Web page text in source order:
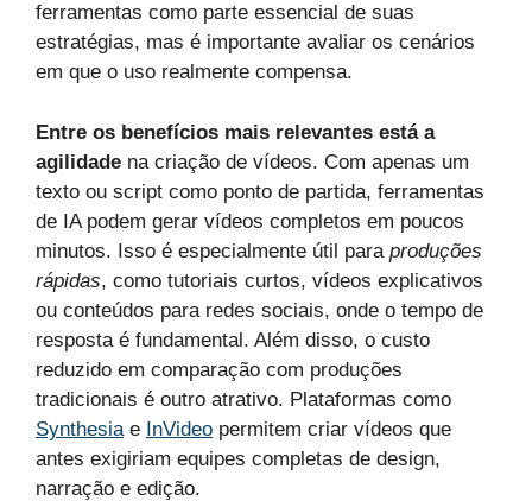
ferramentas como parte essencial de suas
estratégias, mas é importante avaliar os cenários
em que o uso realmente compensa.
Entre os benefícios mais relevantes está a
agilidade na criação de vídeos. Com apenas um
texto ou script como ponto de partida, ferramentas
de IA podem gerar vídeos completos em poucos
minutos. Isso é especialmente útil para produções
rápidas, como tutoriais curtos, vídeos explicativos
ou conteúdos para redes sociais, onde o tempo de
resposta é fundamental. Além disso, o custo
reduzido em comparação com produções
tradicionais é outro atrativo. Plataformas como
Synthesia e InVideo permitem criar vídeos que
antes exigiriam equipes completas de design,
narração e edição.